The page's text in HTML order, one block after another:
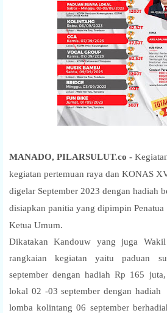
MANADO, PILARSULUT.co -
kegiatan pertemuan raya dan KONAS
digelar September 2023 dengan hadiah
disiapkan panitia yang dipimpin Penatua
Ketua Umum.
Dikatakan Kandouw yang juga
rangkaian kegiatan yaitu paduan
september dengan hadiah Rp 165
lokal 02 -03 september dengan
lomba kolintang 06 september